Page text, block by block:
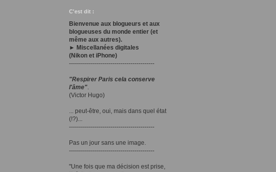
C'est dit :
Bienvenue aux blogueurs et aux
blogueuses du monde entier (et
même aux autres).
► Miscellanées digitales
(Nikon et iPhone)
-------------------------------------------
"Respirer Paris cela conserve
l'âme".
(Victor Hugo)
... peut-être, oui, mais dans quel état
(!?)...
-------------------------------------------
Pas un jour sans une image.
-------------------------------------------
"Une fois que ma décision est prise,